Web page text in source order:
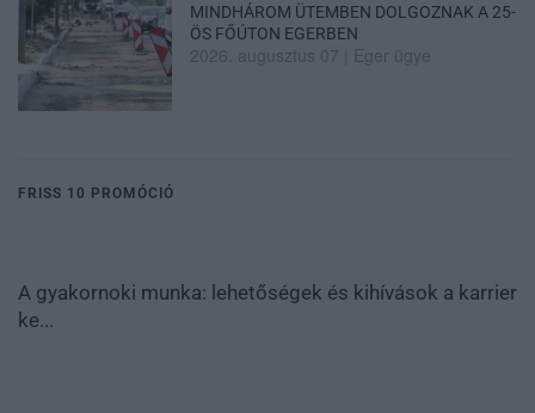
MINDHÁROM ÜTEMBEN DOLGOZNAK A 25-
ÖS FŐÚTON EGERBEN
2026. augusztus 07 Eger ügye
FRISS 10 PROMÓCIÓ
A gyakornoki munka: lehetőségek és kihívások a karrier
ke...